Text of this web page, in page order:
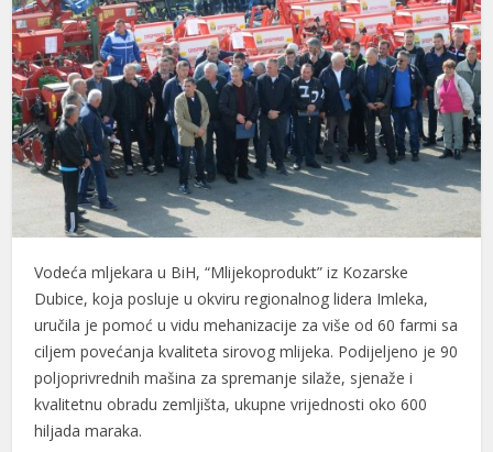
Vodeća mljekara u BiH, “Mlijekoprodukt” iz Kozarske
Dubice, koja posluje u okviru regionalnog lidera Imleka,
uručila je pomoć u vidu mehanizacije za više od 60 farmi sa
ciljem povećanja kvaliteta sirovog mlijeka. Podijeljeno je 90
poljoprivrednih mašina za spremanje silaže, sjenaže i
kvalitetnu obradu zemljišta, ukupne vrijednosti oko 600
hiljada maraka.